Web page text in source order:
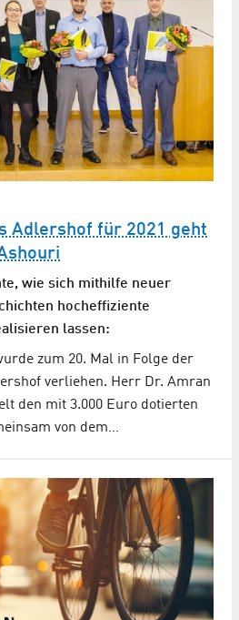
Adlershof für 2021 geht
wie sich mithilfe neuer
hocheffiziente
lassen:
zum 20. Mal in Folge der
verliehen. Herr Dr. Amran
den mit 3.000 Euro dotierten
von dem…